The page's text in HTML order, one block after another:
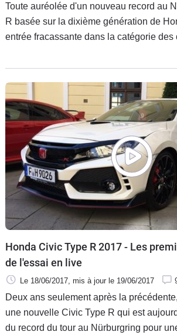
Toute auréolée d'un nouveau record au
R basée sur la dixième génération de
entrée fracassante dans la catégorie des
constructeur japonais la présente aussi
polyvalente. Réalise-t-il vraiment ce tour
que nous sommes allés vérifier en en
l'est de Dresde, en Allemagne, près de la
Honda Civic Type R 2017 - Les
de l'essai en live
Le 18/06/2017 , mis à jour le 19/06/2017
Deux ans seulement après la
une nouvelle Civic Type R qui est
du record du tour au Nürburgring pour